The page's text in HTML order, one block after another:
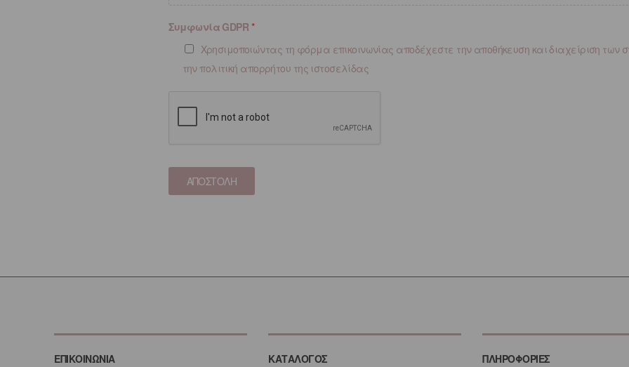
Συμφωνία GDPR *
Χρησιμοποιώντας τη φόρμα επικοινωνίας αποδέχεστε την αποθήκευση και διαχείριση
την πολιτική απορρήτου της ιστοσελίδας
ΑΠΟΣΤΟΛΗ
ΕΠΙΚΟΙΝΩΝΙΑ ΚΑΤΑΛΟΓΟΣ ΠΛΗΡΟΦΟΡΙΕΣ